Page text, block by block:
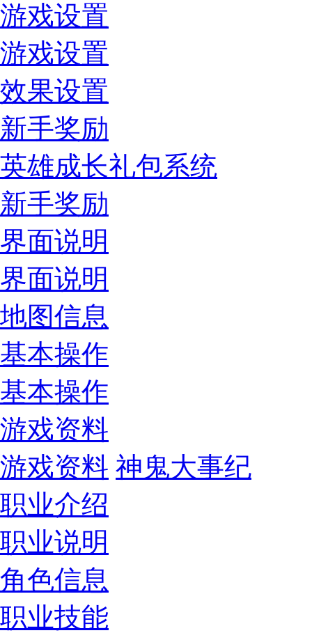
游戏设置
游戏设置
效果设置
新手奖励
英雄成长礼包系统
新手奖励
界面说明
界面说明
地图信息
基本操作
基本操作
游戏资料
游戏资料 神鬼大事纪
职业介绍
职业说明
角色信息
职业技能